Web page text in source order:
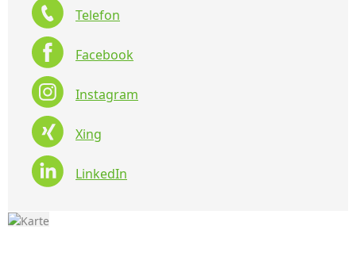
Telefon
Facebook
Instagram
Xing
LinkedIn